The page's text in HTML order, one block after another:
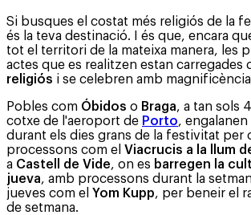
Si busques el costat més religiós de la
és la teva destinació. I és que, encara
tot el territori de la mateixa manera, les
actes que es realitzen estan carregades
religiós i se celebren amb
Pobles com Óbidos o Braga, a tan sols
cotxe de l'aeroport de Porto, engalanen
durant els dies grans de la festivitat per
processons com el Viacrucis a la llum
a Castell de Vide, on es barregen la
jueva, amb processons durant la
jueves com el Yom Kupp, per beneir el
de setmana.